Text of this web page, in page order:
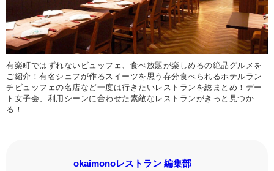
有楽町ではずれないビュッフェ、食べ放題が楽しめるの絶品グルメを
ご紹介！有名シェフが作るスイーツを思う存分食べられるホテルラン
チビュッフェの名店など一度は行きたいレストランを総まとめ！デー
ト女子会、利用シーンに合わせた素敵なレストランがきっと見つか
る！
okaimonoレストラン 編集部